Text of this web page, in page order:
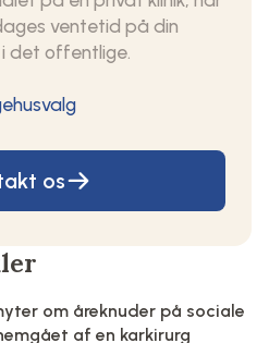
ventetid på din
det offentlige.
os
om åreknuder på sociale
af en karkirurg